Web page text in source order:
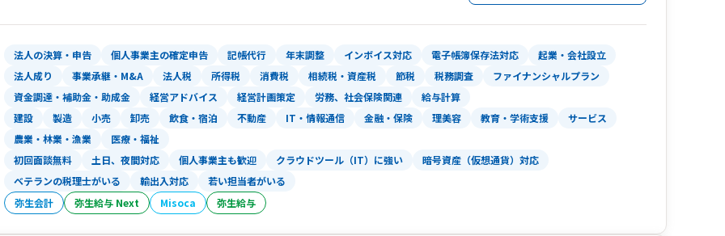
資金調達、事業再生支援、補助金・助成金の活用、適正な保険提案、ビジネスマッチング
など、中小企業の資金繰りや事業拡大に必要なサポート体制を整えています。
また、「常にあなたの期待を超える」という理念のもと、
単なる会計処理ではなく、経営者の立場に立った提案と行動で、
お客様の“攻めの経営”を支えます。
企業の資金戦略・成長支援に強い税理士をお探しなら、
大阪市西区の田中隆資税理士事務所にぜひご相談ください。
法人の決算・申告 個人事業主の確定申告 記帳代行 年末調整 インボイス対応 電子帳簿保存法対応
起業・会社設立
法人成り
事業承継・M&A 法人税 所得税 消費税 相続税・資産税 節税 税務調査
ファイナンシャルプラン
資金調達・補助金・助成金
経営アドバイス 経営計画策定 労務、社会保険関連
給与計算
建設
製造 小売 卸売 飲食・宿泊 不動産 IT・情報通信 金融・保険 理美容 教育・学術支援
サービス
農業・林業・漁業
医療・福祉
初回面談無料
土日、夜間対応 個人事業主も歓迎 クラウドツール（IT）に強い
暗号資産（仮想通貨）対応
ベテランの税理士がいる
輸出入対応
若い担当者がいる
弥生会計
弥生給与 Next Misoca 弥生給与